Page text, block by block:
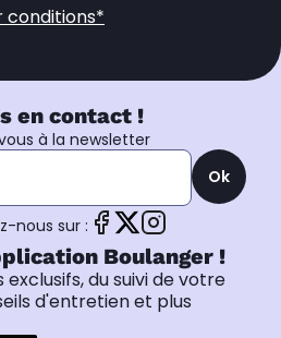
conditions*
en contact !
à la newsletter
Ok
nous sur :
Boulanger !
du suivi de votre
d'entretien et plus